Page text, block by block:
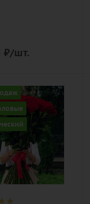
₽/шт.